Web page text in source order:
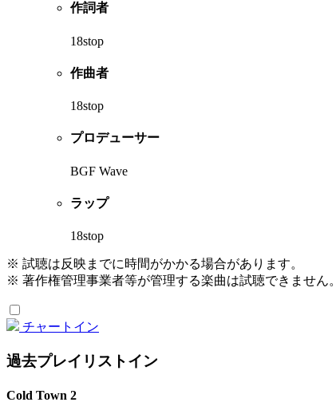
作詞者
18stop
作曲者
18stop
プロデューサー
BGF Wave
ラップ
18stop
※ 試聴は反映までに時間がかかる場合があります。
※ 著作権管理事業者等が管理する楽曲は試聴できません。
チャートイン
過去プレイリストイン
Cold Town 2